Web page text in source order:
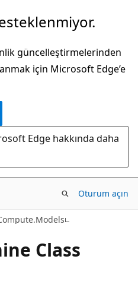
güncelleştirmelerinden
için Microsoft Edge’e
Edge hakkında daha
Oturum açın
Class